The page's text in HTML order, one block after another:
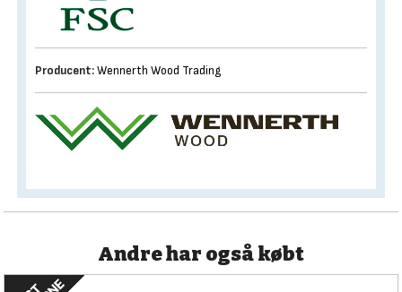
Producent:Wennerth Wood Trading
Andre har også købt